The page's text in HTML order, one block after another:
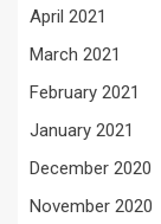
April 2021
March 2021
February 2021
January 2021
December 2020
November 2020